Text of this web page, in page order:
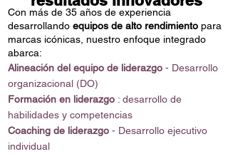
Con más de 35 años de experiencia
desarrollando equipos de alto rendimiento para
marcas icónicas, nuestro enfoque integrado
abarca:
Alineación del equipo de liderazgo - Desarrollo
organizacional (DO)
Formación en liderazgo : desarrollo de
habilidades y competencias
Coaching de liderazgo - Desarrollo ejecutivo
individual